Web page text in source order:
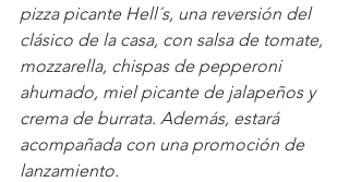
pizza picante Hell´s, una reversión del
clásico de la casa, con salsa de tomate,
mozzarella, chispas de pepperoni
ahumado, miel picante de jalapeños y
crema de burrata. Además, estará
acompañada con una promoción de
lanzamiento.